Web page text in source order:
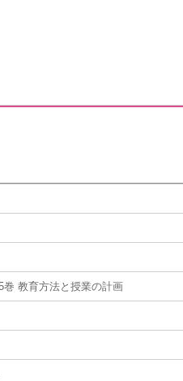
巻 教育方法と授業の計画